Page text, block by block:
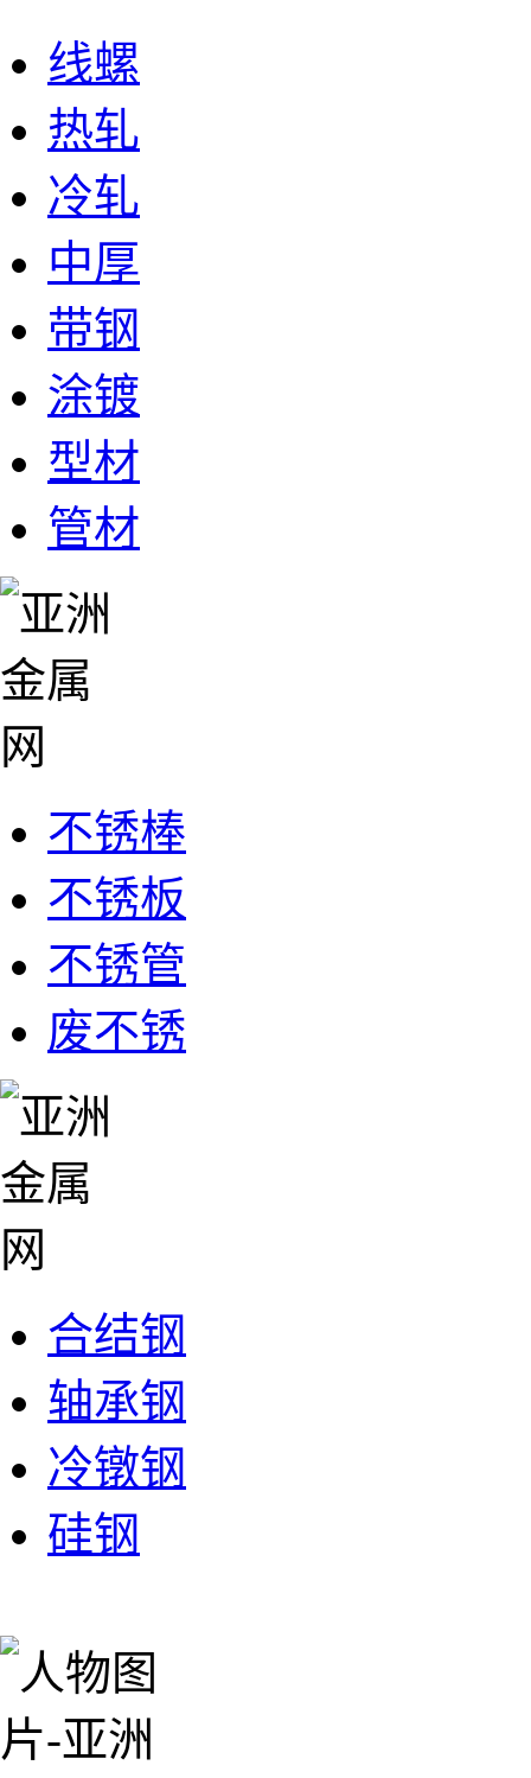
线螺
热轧
冷轧
中厚
带钢
涂镀
型材
管材
不锈棒
不锈板
不锈管
废不锈
合结钢
轴承钢
冷镦钢
硅钢